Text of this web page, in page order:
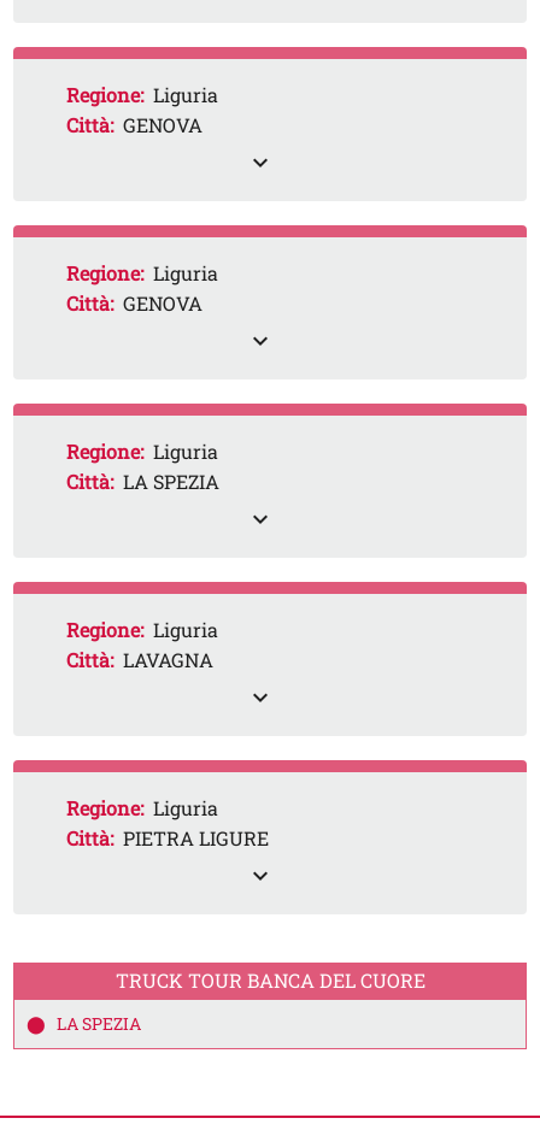
Regione:Liguria
Città:GENOVA
expand_less
Regione:Liguria
Città:GENOVA
expand_less
Regione:Liguria
Città:LA SPEZIA
expand_less
Regione:Liguria
Città:LAVAGNA
expand_less
Regione:Liguria
Città:PIETRA LIGURE
expand_less
TRUCK TOUR BANCA DEL CUORE
LA SPEZIA